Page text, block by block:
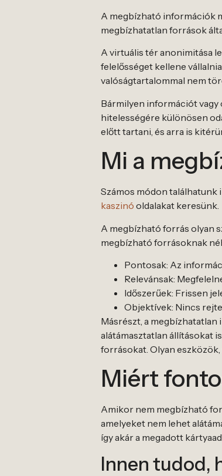
A megbízható információk
megbízhatatlan források
A virtuális tér anonimitása
felelősséget kellene
valóságtartalommal nem
Bármilyen információt vagy
hitelességére különösen
előtt tartani, és arra is
Mi a
Számos módon találhatunk
kaszinó oldalakat keresünk.
A megbízható forrás olyan
megbízható forrásoknak
Pontosak: Az
Relevánsak:
Időszerűek: Frissen
Objektívek: Nincs
Másrészt, a
alátámasztatlan állításokat
forrásokat. Olyan
Miért
Amikor nem megbízható
amelyeket nem lehet
így akár a megadott
Innen tudod,